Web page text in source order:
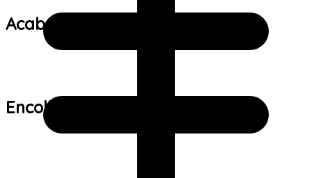
Acabamento:
Encolhimento: